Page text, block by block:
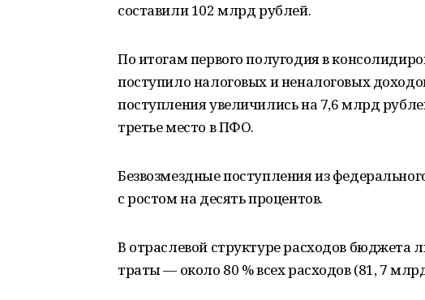
составили 102 млрд рублей.
По итогам первого полугодия в
поступило налоговых и неналоговых
поступления увеличились на 7,6 млрд
третье место в ПФО.
Безвозмездные поступления из
с ростом на десять процентов.
В отраслевой структуре расходов
траты — около 80 % всех расходов (81, 7